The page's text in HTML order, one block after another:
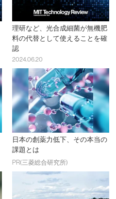
理研など、光合成細菌が無機肥
料の代替として使えることを確
認
2024.06.20
日本の創薬力低下、その本当の
課題とは
PR(三菱総合研究所)